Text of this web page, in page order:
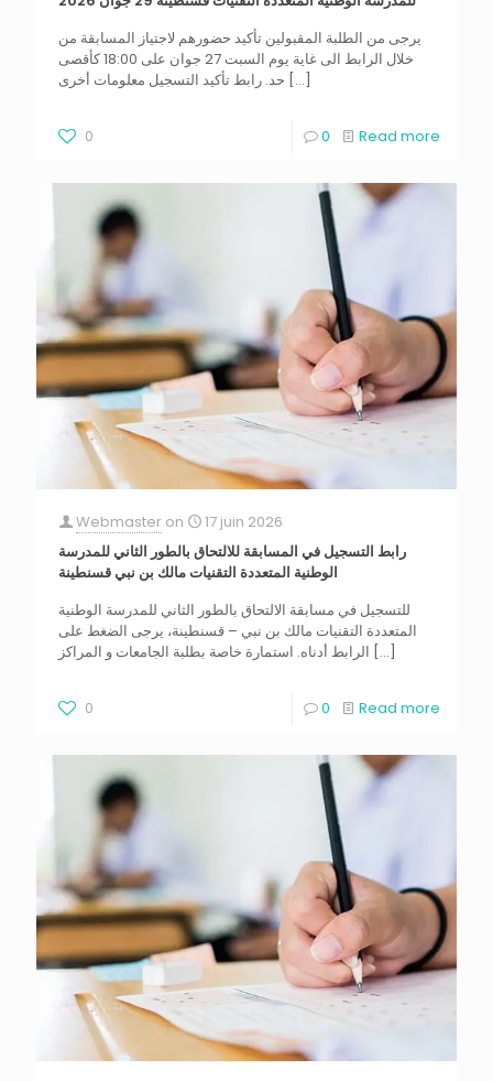
يرجى من الطلبة المقبولين تأكيد حضورهم لاجتياز المسابقة من
خلال الرابط الى غاية يوم السبت 27 جوان على 18:00 كأقصى
حد. رابط تأكيد التسجيل معلومات أخرى […]
0 0 Read more
Webmaster on
17 juin 2026
رابط التسجيل في المسابقة للالتحاق بالطور الثاني للمدرسة
الوطنية المتعددة التقنيات مالك بن نبي قسنطينة
للتسجيل في مسابقة الالتحاق بالطور الثاني للمدرسة الوطنية
المتعددة التقنيات مالك بن نبي – قسنطينة، يرجى الضغط على
الرابط أدناه. استمارة خاصة بطلبة الجامعات و المراكز […]
0 0 Read more